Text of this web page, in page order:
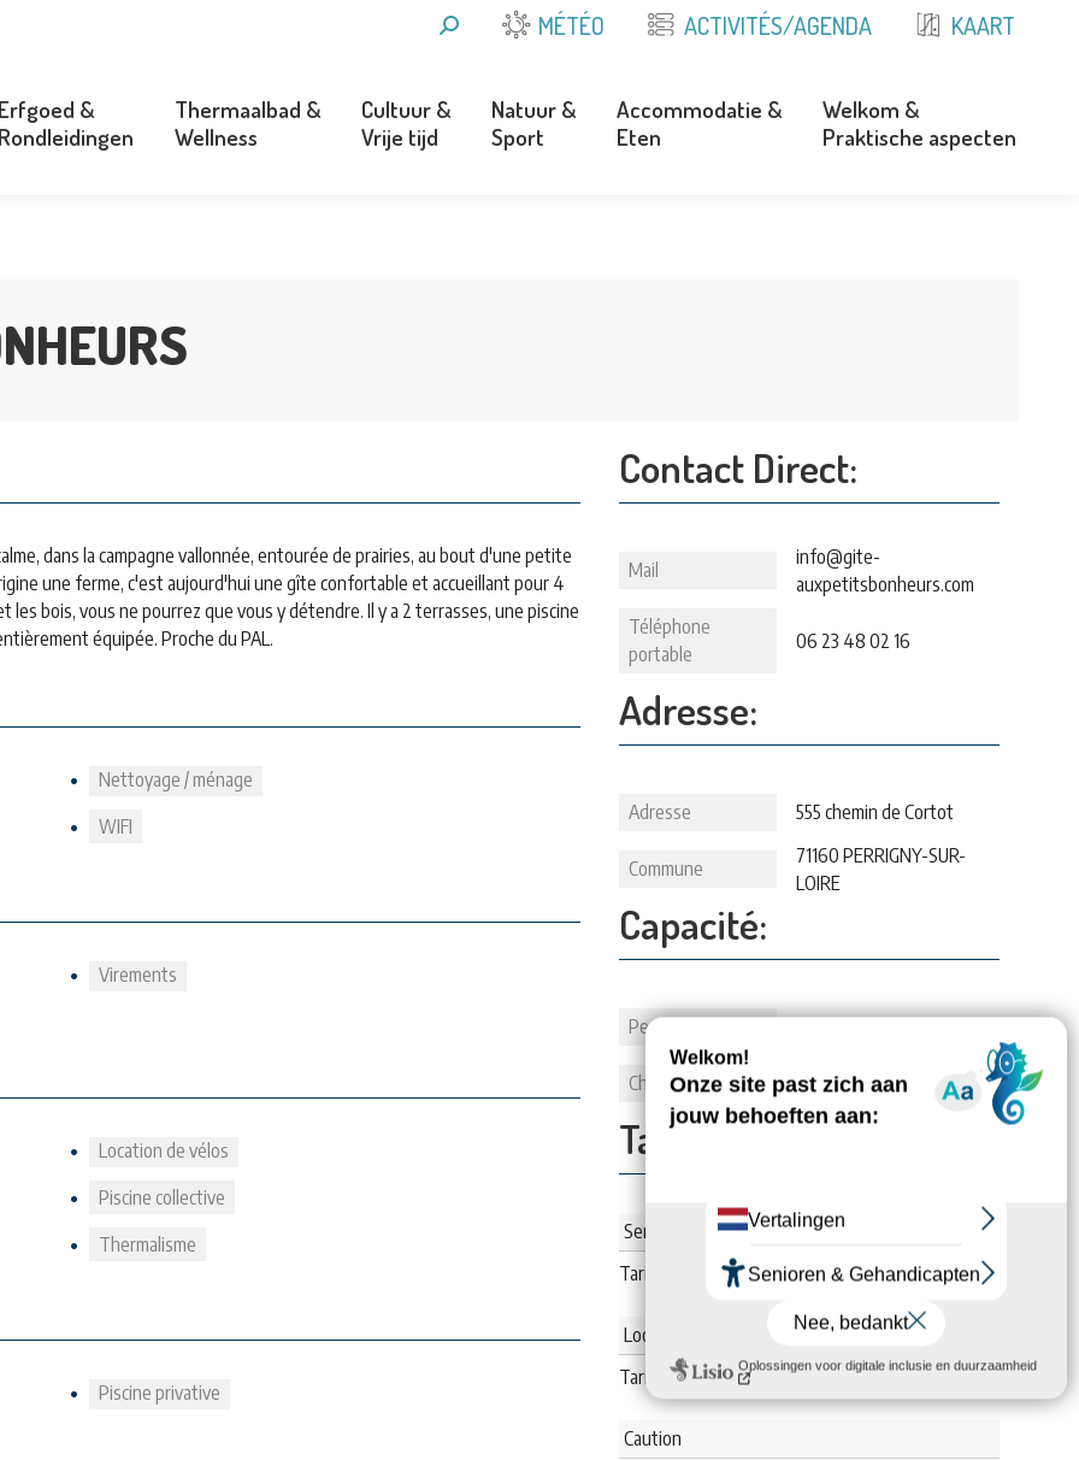
ZOEKEN: MÉTÉO ACTIVITÉS/AGENDA KAART
Erfgoed &
Rondleidingen
Thermaalbad &
Wellness
Cultuur &
Vrije tijd
Natuur &
Sport
Accommodatie &
Eten
Welkom &
Praktische aspecten
dans la campagne vallonnée, entourée de prairies, au bout d'une petite
une ferme, c'est aujourd'hui une gîte confortable et accueillant pour 4
bois, vous ne pourrez que vous y détendre. Il y a 2 terrasses, une piscine
équipée. Proche du PAL.
Nettoyage / ménage
WIFI
Virements
Location de vélos
Piscine collective
Thermalisme
Piscine privative
Contact Direct:
Mail
info@gite-
auxpetitsbonheurs.com
Téléphone
portable
06 23 48 02 16
Adresse:
Adresse 555 chemin de Cortot
Commune
71160 PERRIGNY-SUR-
LOIRE
Capacité:
Personnes
Chambes 2
Tarifs:
Semaine Basse Saison
Tarif :
Location 2 nuits
Tarif : De 190€à210€
Caution
Cultuur &
Natuur &
Accommodatie &
Welkom &